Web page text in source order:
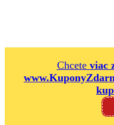
Chcete viac